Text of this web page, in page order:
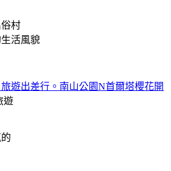
村
活風貌
旅遊出差行。南山公園N首爾塔櫻花開
遊